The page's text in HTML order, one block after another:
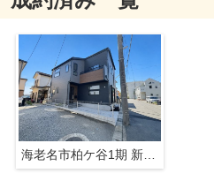
海老名市柏ケ谷1期 新築戸建 全1棟